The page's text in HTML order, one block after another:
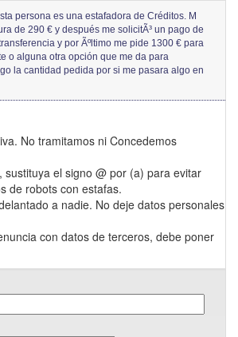
persona es una estafadora de Créditos. M
de 290 € y después me solicitÃ³ un pago de
y por Ãºltimo me pide 1300 € para
o alguna otra opción que me da para
la cantidad pedida por si me pasara algo en
No tramitamos ni Concedemos
sustituya el signo @ por (a) para evitar
de robots con estafas.
a nadie. No deje datos personales
con datos de terceros, debe poner